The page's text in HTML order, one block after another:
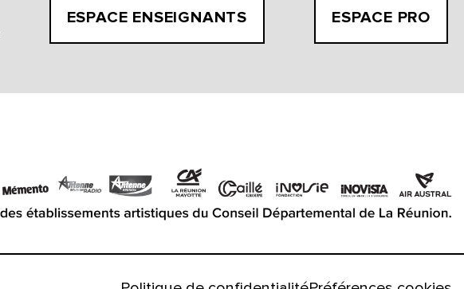
ESPACE ENSEIGNANTS ESPACE PRO